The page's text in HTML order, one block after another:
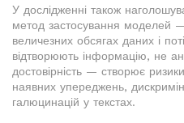
У дослідженні також
метод застосування моделей
величезних обсягах даних і
відтворюють інформацію, не
достовірність — створює
наявних упереджень,
галюцинацій у текстах.